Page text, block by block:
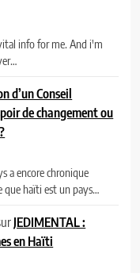
info for me. And i'm
d’un Conseil
de changement ou
a encore chronique
que haïti est un pays…
JEDIMENTAL :
en Haïti